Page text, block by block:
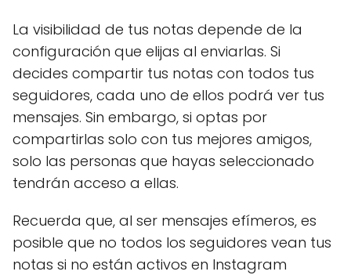
La visibilidad de tus notas depende de la
configuración que elijas al enviarlas. Si
decides compartir tus notas con todos tus
seguidores, cada uno de ellos podrá ver tus
mensajes. Sin embargo, si optas por
compartirlas solo con tus mejores amigos,
solo las personas que hayas seleccionado
tendrán acceso a ellas.
Recuerda que, al ser mensajes efímeros, es
posible que no todos los seguidores vean tus
notas si no están activos en Instagram